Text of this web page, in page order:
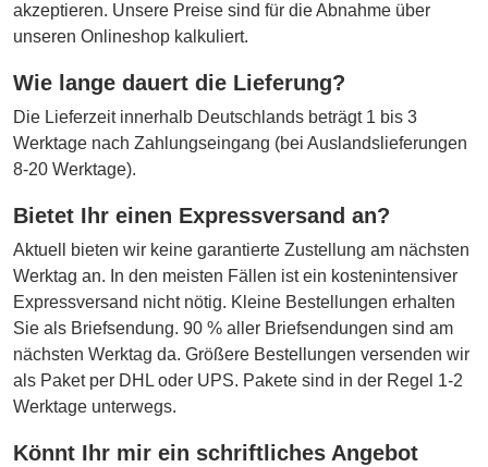
akzeptieren. Unsere Preise sind für die Abnahme über
unseren Onlineshop kalkuliert.
Wie lange dauert die Lieferung?
Die Lieferzeit innerhalb Deutschlands beträgt 1 bis 3
Werktage nach Zahlungseingang (bei Auslandslieferungen
8-20 Werktage).
Bietet Ihr einen Expressversand an?
Aktuell bieten wir keine garantierte Zustellung am nächsten
Werktag an. In den meisten Fällen ist ein kostenintensiver
Expressversand nicht nötig. Kleine Bestellungen erhalten
Sie als Briefsendung. 90 % aller Briefsendungen sind am
nächsten Werktag da. Größere Bestellungen versenden wir
als Paket per DHL oder UPS. Pakete sind in der Regel 1-2
Werktage unterwegs.
Könnt Ihr mir ein schriftliches Angebot